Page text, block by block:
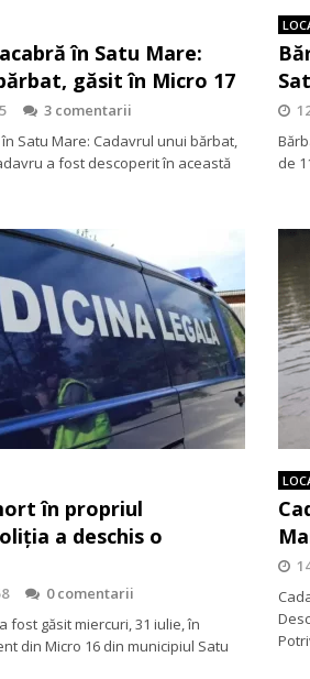
în Satu Mare:
găsit în Micro 17
3 comentarii
Satu Mare: Cadavrul unui bărbat,
a fost descoperit în această
de
în propriul
a deschis o
0 comentarii
fost găsit miercuri, 31 iulie, în
din Micro 16 din municipiul Satu